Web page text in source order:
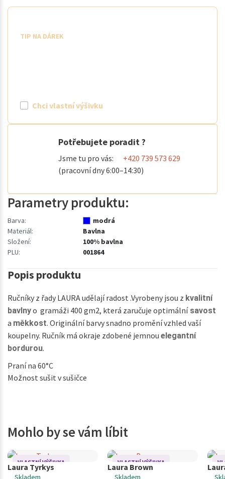
TIP NA DÁREK
Chci vlastní výšivku
Potřebujete poradit ?
Jsme tu pro vás:
+420 739 573 629
(pracovní dny 6:00–14:30)
Parametry produktu:
Barva:
modrá
Materiál:
Bavlna
Složení:
100% bavlna
PLU:
001864
Popis produktu
Ručníky z řady LAURA udělají radost .Vyrobeny jsou z kvalitní
bavlnyo gramáži 400 gm2, která zaručuje optimálnísavost
a měkkost. Originální barvy snadno promění vzhled vaší
koupelny. Ručník má okraje zdobené jemnou elegantní
bordurou.
Praní na 60°C
Možnost sušit v sušičce
Mohlo by se vám líbit
VLASTNÍ VÝŠIVKA
Laura Tyrkys
Skladem
VLASTNÍ VÝŠIVKA
Laura Brown
Skladem